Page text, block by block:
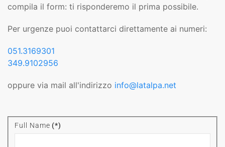
compila il form: ti risponderemo il prima possibile.
Per urgenze puoi contattarci direttamente ai numeri:
051.3169301
349.9102956
oppure via mail all'indirizzo info@latalpa.net
Full Name (*)